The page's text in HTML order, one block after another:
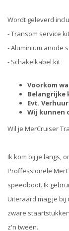
Wordt geleverd
- Transom service kit
- Aluminium anode
- Schakelkabel kit
Voorkom
Belangrijke
Evt.
Wij kunnen
Wil je MerCruiser
Ik kom bij je langs,
Proffessionele
speedboot. Ik
Uiteraard mag je bij
zware
z'n tweën.